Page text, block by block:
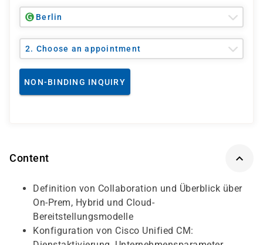
Berlin
2. Choose an appointment
NON-BINDING INQUIRY
Content
Definition von Collaboration und Überblick über
On-Prem, Hybrid und Cloud-
Bereitstellungsmodelle
Konfiguration von Cisco Unified CM: